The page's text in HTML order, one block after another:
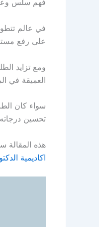
فهم سلس
في عالم
على رفع
ومع تزايد
العميقة في
سواء كان
تحسين
هذه المقالة
اكاديمية